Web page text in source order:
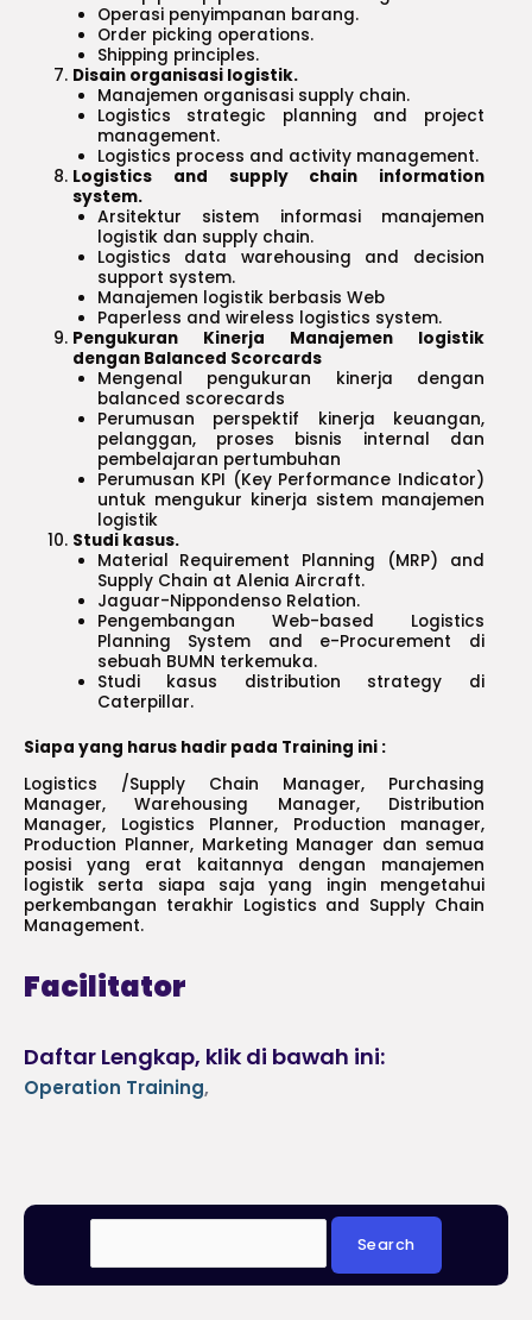
Operasi penyimpanan barang.
Order picking operations.
Shipping principles.
Disain organisasi logistik.
Manajemen organisasi supply chain.
Logistics strategic planning and project
management.
Logistics process and activity management.
Logistics and supply chain information
system.
Arsitektur sistem informasi manajemen
logistik dan supply chain.
Logistics data warehousing and decision
support system.
Manajemen logistik berbasis Web
Paperless and wireless logistics system.
Pengukuran Kinerja Manajemen logistik
dengan Balanced Scorcards
Mengenal pengukuran kinerja dengan
balanced scorecards
Perumusan perspektif kinerja keuangan,
pelanggan, proses bisnis internal dan
pembelajaran pertumbuhan
Perumusan KPI (Key Performance Indicator)
untuk mengukur kinerja sistem manajemen
logistik
Studi kasus.
Material Requirement Planning (MRP) and
Supply Chain at Alenia Aircraft.
Jaguar-Nippondenso Relation.
Pengembangan Web-based Logistics
Planning System and e-Procurement di
sebuah BUMN terkemuka.
Studi kasus distribution strategy di
Caterpillar.
Siapa yang harus hadir pada Training ini :
Logistics /Supply Chain Manager, Purchasing
Manager, Warehousing Manager, Distribution
Manager, Logistics Planner, Production manager,
Production Planner, Marketing Manager dan semua
posisi yang erat kaitannya dengan manajemen
logistik serta siapa saja yang ingin mengetahui
perkembangan terakhir Logistics and Supply Chain
Management.
Facilitator
Daftar Lengkap, klik di bawah ini:
Operation Training,